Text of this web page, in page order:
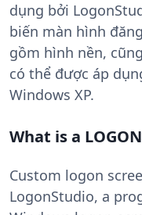
dụng bởi
biến màn hình
gồm hình nền,
có thể được áp
Windows XP.
What is a
Custom logon
LogonStudio, a